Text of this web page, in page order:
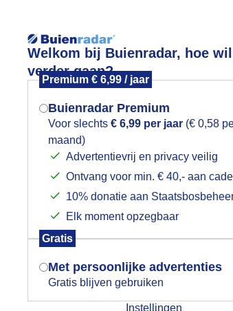
Welkom bij Buienradar, hoe
verder gaan?
Premium € 6,99 / jaar
Buienradar Premium
Voor slechts € 6,99 per jaar (€ 0,58
maand)
Advertentievrij en privacy veilig
Ontvang voor min. € 40,- aan
10% donatie aan
Elk moment opzegbaar
Gratis
Met persoonlijke advertenties
Gratis blijven gebruiken
Instellingen
Lees meer.
Foto en video Weerzine
wolken en zon
Mogen we je locatie gebruiken
het weer?
Indien je hier nog geen akkoord op
gegeven, verschijnt er zo een pop-
je browser waarin deze
gevraagd wordt.